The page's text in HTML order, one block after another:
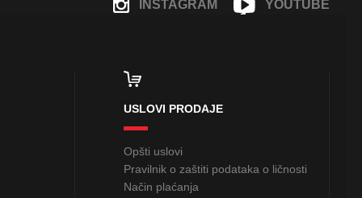
YOUTUBE
INSTAGRAM
USLOVI PRODAJE
Opšti uslovi
Pravilnik o zaštiti podataka o ličnosti
Način plaćanja